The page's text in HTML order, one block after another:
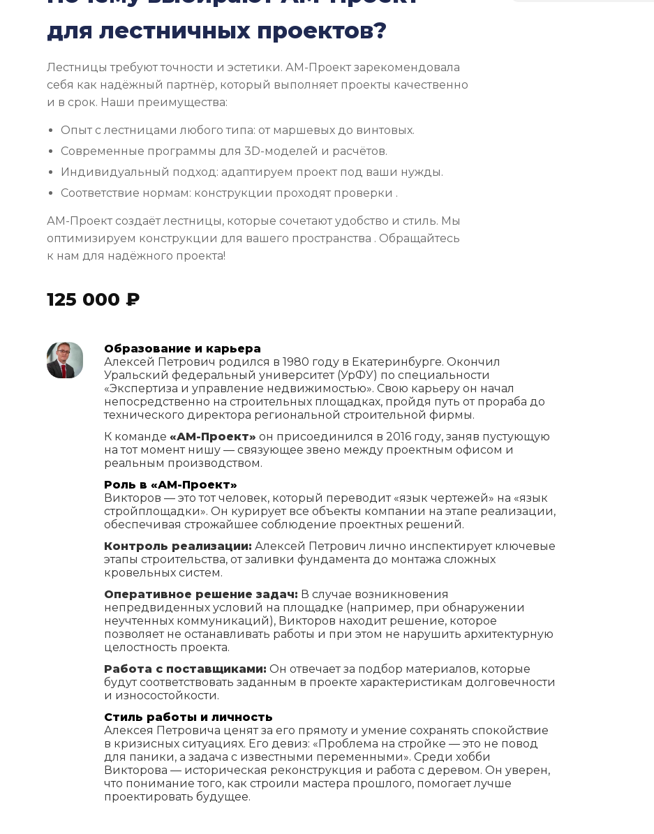
для лестничных проектов?
Лестницы требуют точности и эстетики. АМ-Проект зарекомендовала
себя как надёжный партнёр, который выполняет проекты качественно
и в срок. Наши преимущества:
Опыт с лестницами любого типа: от маршевых до винтовых.
Современные программы для 3D-моделей и расчётов.
Индивидуальный подход: адаптируем проект под ваши нужды.
Соответствие нормам: конструкции проходят проверки .
АМ-Проект создаёт лестницы, которые сочетают удобство и стиль. Мы
оптимизируем конструкции для вашего пространства . Обращайтесь
к нам для надёжного проекта!
125 000 ₽
Образование и карьера
Алексей Петрович родился в 1980 году в Екатеринбурге. Окончил
Уральский федеральный университет (УрФУ) по специальности
«Экспертиза и управление недвижимостью». Свою карьеру он начал
непосредственно на строительных площадках, пройдя путь от прораба до
технического директора региональной строительной фирмы.
К команде «АМ-Проект» он присоединился в 2016 году, заняв пустующую
на тот момент нишу — связующее звено между проектным офисом и
реальным производством.
Роль в «АМ-Проект»
Викторов — это тот человек, который переводит «язык чертежей» на «язык
стройплощадки». Он курирует все объекты компании на этапе реализации,
обеспечивая строжайшее соблюдение проектных решений.
Контроль реализации: Алексей Петрович лично инспектирует ключевые
этапы строительства, от заливки фундамента до монтажа сложных
кровельных систем.
Оперативное решение задач: В случае возникновения
непредвиденных условий на площадке (например, при обнаружении
неучтенных коммуникаций), Викторов находит решение, которое
позволяет не останавливать работы и при этом не нарушить архитектурную
целостность проекта.
Работа с поставщиками: Он отвечает за подбор материалов, которые
будут соответствовать заданным в проекте характеристикам долговечности
и износостойкости.
Стиль работы и личность
Алексея Петровича ценят за его прямоту и умение сохранять спокойствие
в кризисных ситуациях. Его девиз: «Проблема на стройке — это не повод
для паники, а задача с известными переменными». Среди хобби
Викторова — историческая реконструкция и работа с деревом. Он уверен,
что понимание того, как строили мастера прошлого, помогает лучше
проектировать будущее.